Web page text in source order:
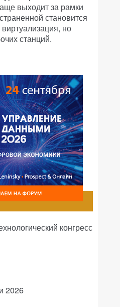
выходит за рамки
становится
но
станций.
конгресс
2026